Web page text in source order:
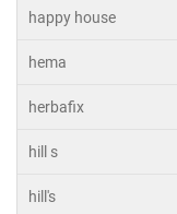
happy house
hema
herbafix
hill s
hill's